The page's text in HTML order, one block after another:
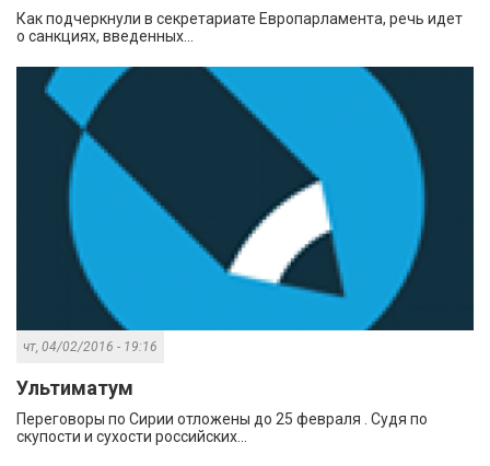
Как подчеркнули в секретариате Европарламента, речь идет
о санкциях, введенных...
чт, 04/02/2016 - 19:16
Ультиматум
Переговоры по Сирии отложены до 25 февраля . Судя по
скупости и сухости российских...